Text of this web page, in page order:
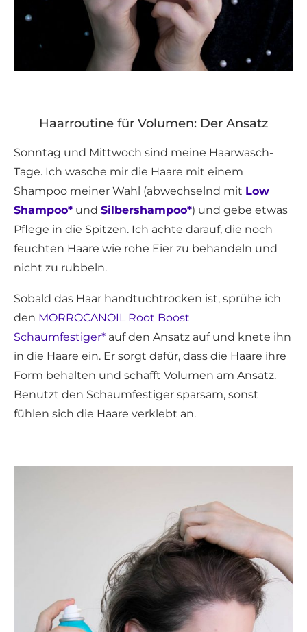
Haarroutine für Volumen: Der Ansatz
Sonntag und Mittwoch sind meine Haarwasch-
Tage. Ich wasche mir die Haare mit einem
Shampoo meiner Wahl (abwechselnd mit Low
Shampoo* und Silbershampoo*) und gebe etwas
Pflege in die Spitzen. Ich achte darauf, die noch
feuchten Haare wie rohe Eier zu behandeln und
nicht zu rubbeln.
Sobald das Haar handtuchtrocken ist, sprühe ich
den MORROCANOIL Root Boost
Schaumfestiger* auf den Ansatz auf und knete ihn
in die Haare ein. Er sorgt dafür, dass die Haare ihre
Form behalten und schafft Volumen am Ansatz.
Benutzt den Schaumfestiger sparsam, sonst
fühlen sich die Haare verklebt an.